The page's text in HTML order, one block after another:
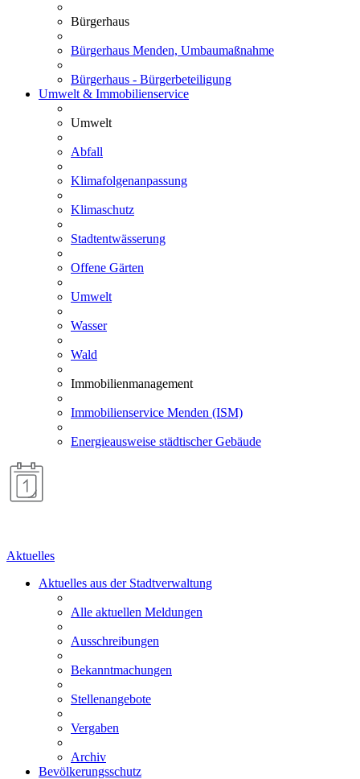
Bürgerhaus
Bürgerhaus Menden, Umbaumaßnahme
Bürgerhaus - Bürgerbeteiligung
Umwelt & Immobilienservice
Umwelt
Abfall
Klimafolgenanpassung
Klimaschutz
Stadtentwässerung
Offene Gärten
Umwelt
Wasser
Wald
Immobilienmanagement
Immobilienservice Menden (ISM)
Energieausweise städtischer Gebäude
Aktuelles
Aktuelles aus der Stadtverwaltung
Alle aktuellen Meldungen
Ausschreibungen
Bekanntmachungen
Stellenangebote
Vergaben
Archiv
Bevölkerungsschutz